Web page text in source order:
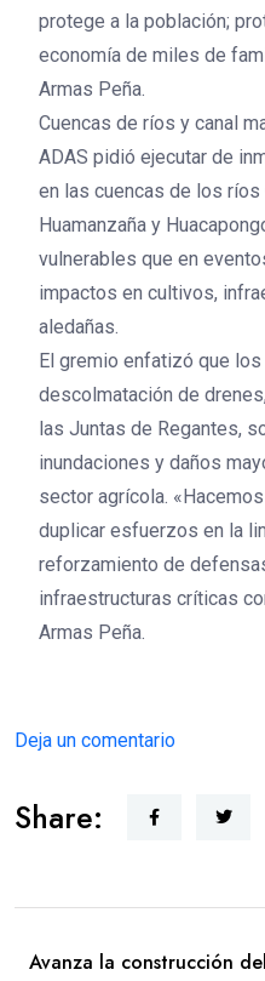
protege a la población;
economía de miles de
Armas Peña.
Cuencas de ríos y canal
ADAS pidió ejecutar de
en las cuencas de los ríos
Huamanzaña y
vulnerables que en
impactos en cultivos,
aledañas.
El gremio enfatizó que
descolmatación de
las Juntas de Regantes,
inundaciones y daños
sector agrícola.
duplicar esfuerzos en la
reforzamiento de
infraestructuras críticas
Armas Peña.
Deja un comentario
Share:
Avanza la construcción